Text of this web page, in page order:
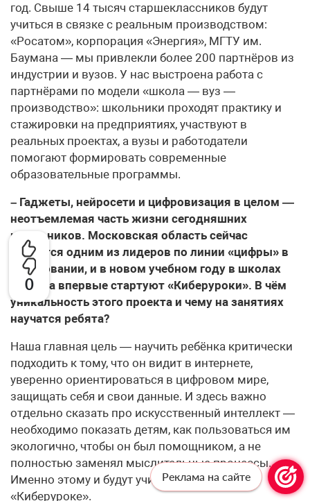
0
год. Свыше 14 тысяч старшеклассников будут
учиться в связке с реальным производством:
«Росатом», корпорация «Энергия», МГТУ им.
Баумана — мы привлекли более 200 партнёров из
индустрии и вузов. У нас выстроена работа с
партнёрами по модели «школа — вуз —
производство»: школьники проходят практику и
стажировки на предприятиях, участвуют в
реальных проектах, а вузы и работодатели
помогают формировать современные
образовательные программы.
– Гаджеты, нейросети и цифровизация в целом —
неотъемлемая часть жизни сегодняшних
школьников. Московская область сейчас
является одним из лидеров по линии «цифры» в
образовании, и в новом учебном году в школах
региона впервые стартуют «Киберуроки». В чём
уникальность этого проекта и чему на занятиях
научатся ребята?
Наша главная цель — научить ребёнка критически
подходить к тому, что он видит в интернете,
уверенно ориентироваться в цифровом мире,
защищать себя и свои данные. И здесь важно
отдельно сказать про искусственный интеллект —
необходимо показать детям, как пользоваться им
экологично, чтобы он был помощником, а не
полностью заменял мыслительные процессы.
Именно этому и будут учиться ребята на
«Киберуроке».
Реклама на сайте